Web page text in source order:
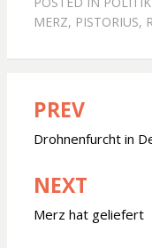
MERZ, PISTORIUS,
PREV
Drohnenfurcht in
NEXT
Merz hat